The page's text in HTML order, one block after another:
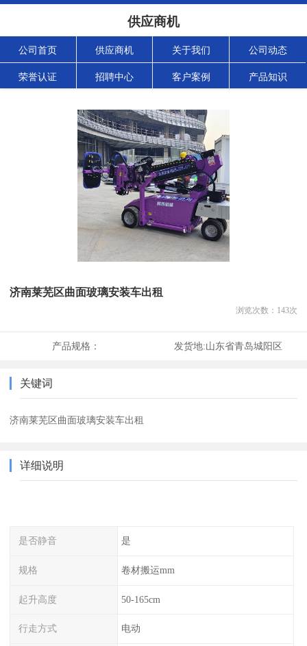
供应商机
公司首页 供应商机 关于我们 公司动态
荣誉认证 招聘中心 客户案例 产品知识
济南莱芜区曲面玻璃安装车出租
浏览次数： 143次
产品规格： 发货地:山东省青岛城阳区
关键词
济南莱芜区曲面玻璃安装车出租
详细说明
是否静音 是
规格 卷材搬运mm
起升高度 50-165cm
行走方式 电动